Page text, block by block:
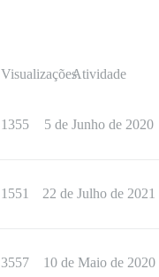
VisualizaçõesAtividade
1355 5 de Junho de 2020
1551 22 de Julho de 2021
3557 10 de Maio de 2020